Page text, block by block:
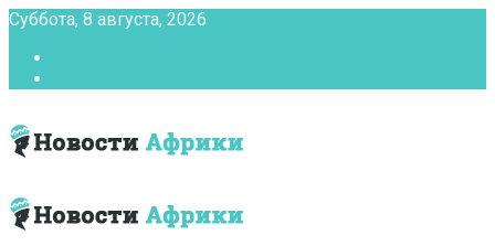
Суббота, 8 августа, 2026